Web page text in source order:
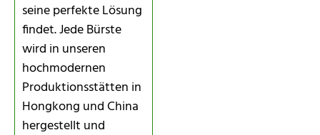
seine perfekte Lösung
findet. Jede Bürste
wird in unseren
hochmodernen
Produktionsstätten in
Hongkong und China
hergestellt und